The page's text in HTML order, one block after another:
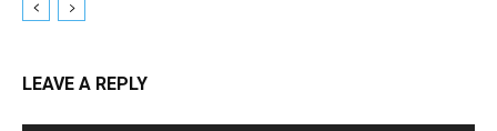
LEAVE A REPLY